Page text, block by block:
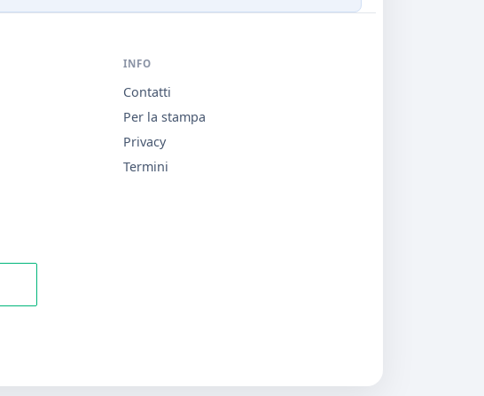
INFO
Contatti
Per la stampa
Privacy
Termini